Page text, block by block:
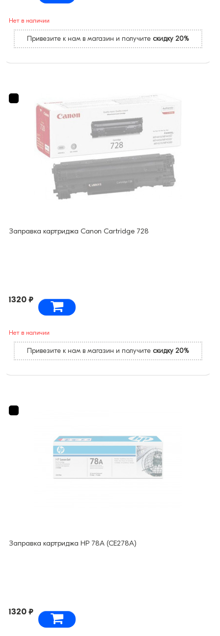
Нет в наличии
Привезите к нам в магазин и получите скидку 20%
Заправка картриджа Canon Cartridge 728
1320 ₽
Нет в наличии
Привезите к нам в магазин и получите скидку 20%
Заправка картриджа HP 78A (CE278A)
1320 ₽